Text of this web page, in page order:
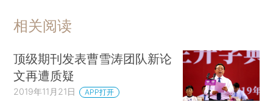
相关阅读
顶级期刊发表曹雪涛团队新论
文再遭质疑
2019年11月21日 APP打开